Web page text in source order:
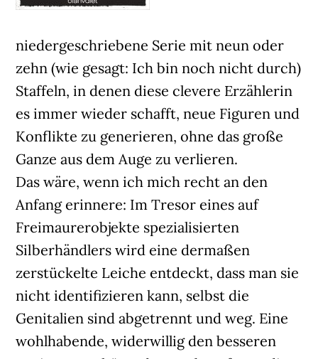
niedergeschriebene Serie mit neun oder
zehn (wie gesagt: Ich bin noch nicht durch)
Staffeln, in denen diese clevere Erzählerin
es immer wieder schafft, neue Figuren und
Konflikte zu generieren, ohne das große
Ganze aus dem Auge zu verlieren.
Das wäre, wenn ich mich recht an den
Anfang erinnere: Im Tresor eines auf
Freimaurerobjekte spezialisierten
Silberhändlers wird eine dermaßen
zerstückelte Leiche entdeckt, dass man sie
nicht identifizieren kann, selbst die
Genitalien sind abgetrennt und weg. Eine
wohlhabende, widerwillig den besseren